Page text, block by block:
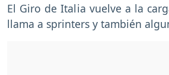
El Giro de Italia vuelve a la
llama a sprinters y también